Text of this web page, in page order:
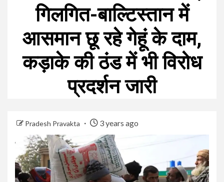
गिलगित-बाल्टिस्तान में
आसमान छू रहे गेहूं के दाम,
कड़ाके की ठंड में भी विरोध
प्रदर्शन जारी
Pradesh Pravakta 3 years ago